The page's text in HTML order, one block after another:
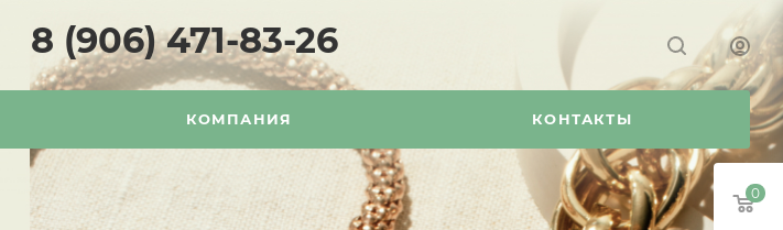
8 (906) 471-83-26
КОМПАНИЯ КОНТАКТЫ
0